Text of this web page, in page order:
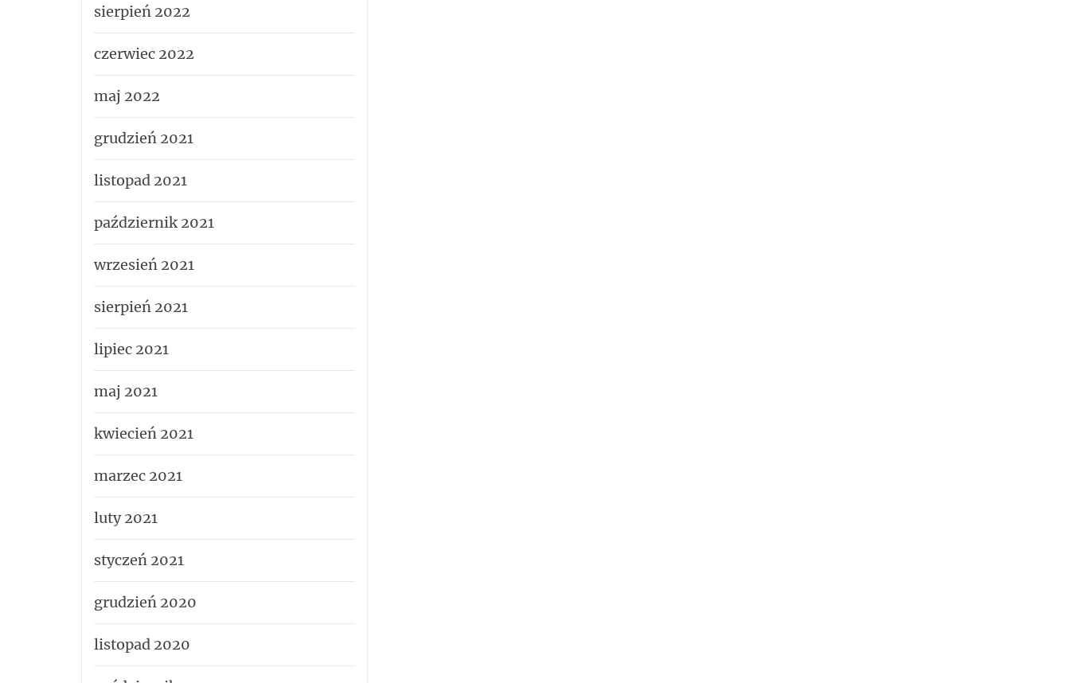
sierpień 2022
czerwiec 2022
maj 2022
grudzień 2021
listopad 2021
październik 2021
wrzesień 2021
sierpień 2021
lipiec 2021
maj 2021
kwiecień 2021
marzec 2021
luty 2021
styczeń 2021
grudzień 2020
listopad 2020